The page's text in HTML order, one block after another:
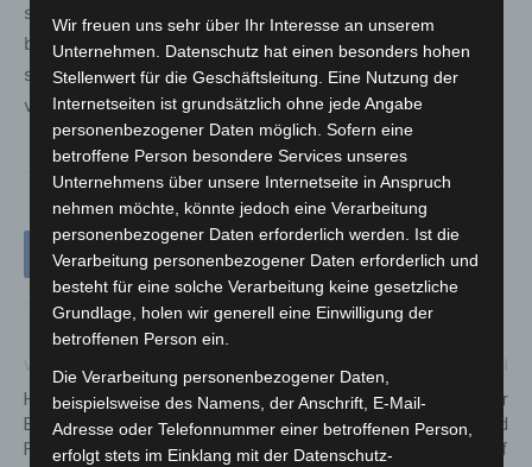
schön. Auch wenn wir jetzt unter großem Druck arbeiten,
bin ich hochmotiviert und freue mich, dass wir jetzt
schnell die konkreten Planungen für das kommende Jahr
vorantreiben können“, sagt DESiMO.
Hannover Airport: Alljährlicher
Baumrückschnitt um das
Flughafengelände
Sekundenschlaf: Schwerer
Unfall auf der A2 bei Bad
Nenndorf
Wir freuen uns sehr über Ihr Interesse an unserem
Unternehmen. Datenschutz hat einen besonders hohen
Stellenwert für die Geschäftsleitung. Eine Nutzung der
Internetseiten ist grundsätzlich ohne jede Angabe
personenbezogener Daten möglich. Sofern eine
betroffene Person besondere Services unseres
Unternehmens über unsere Internetseite in Anspruch
nehmen möchte, könnte jedoch eine Verarbeitung
personenbezogener Daten erforderlich werden. Ist die
Verarbeitung personenbezogener Daten erforderlich und
besteht für eine solche Verarbeitung keine gesetzliche
Grundlage, holen wir generell eine Einwilligung der
betroffenen Person ein.
Die Verarbeitung personenbezogener Daten,
beispielsweise des Namens, der Anschrift, E-Mail-
Adresse oder Telefonnummer einer betroffenen Person,
erfolgt stets im Einklang mit der Datenschutz-